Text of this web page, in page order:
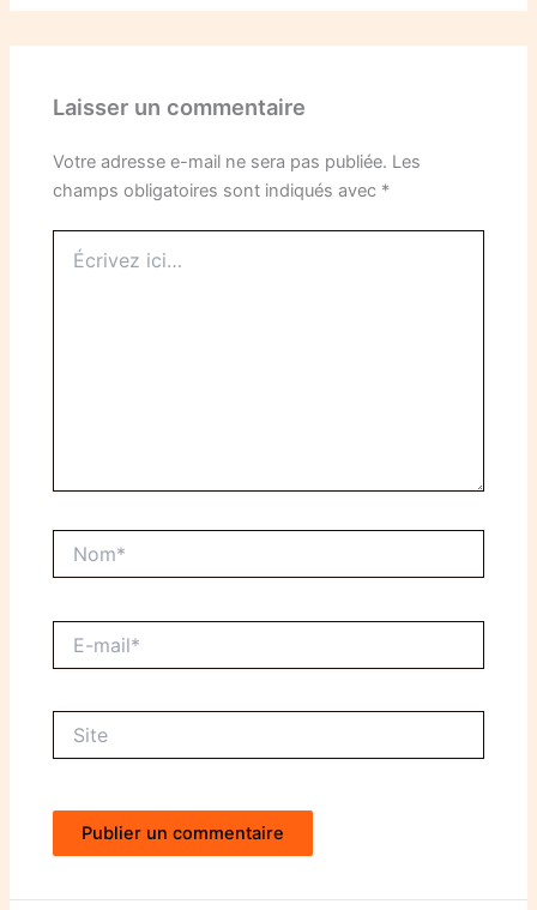
Laisser un commentaire
Votre adresse e-mail ne sera pas publiée. Les
champs obligatoires sont indiqués avec *
ici…
mail*